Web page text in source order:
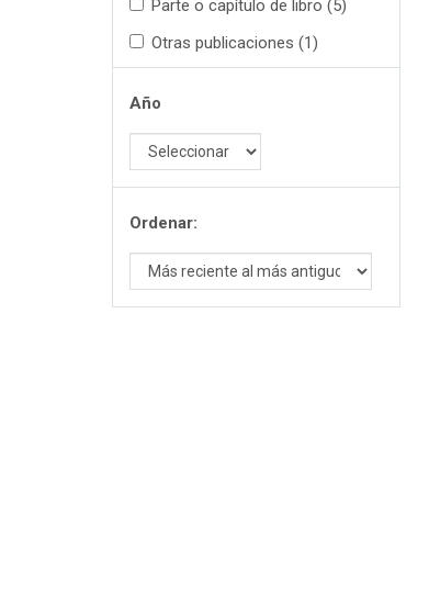
Parte o capítulo de libro (5)
Otras publicaciones (1)
Año
Ordenar: